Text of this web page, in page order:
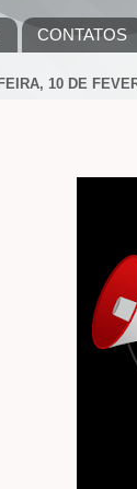
CONTATOS
10 DE